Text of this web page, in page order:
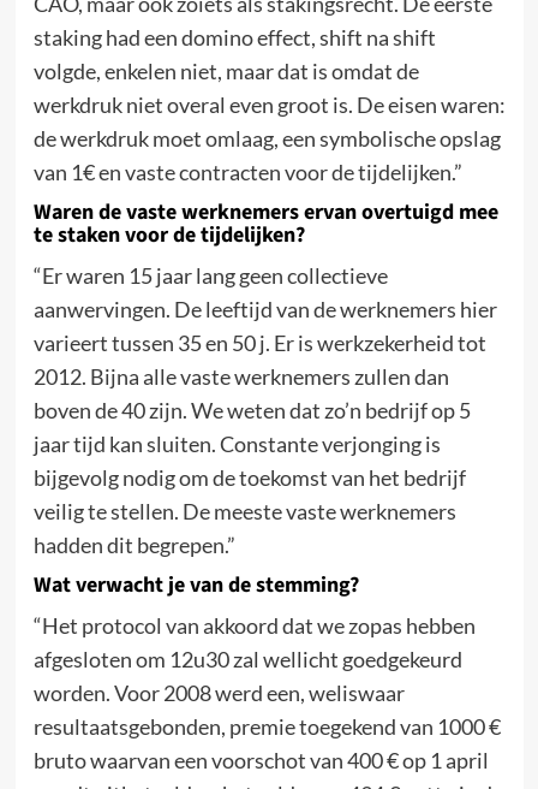
staking had een domino effect, shift na shift
volgde, enkelen niet, maar dat is omdat de
werkdruk niet overal even groot is. De eisen waren:
de werkdruk moet omlaag, een symbolische opslag
van 1€ en vaste contracten voor de tijdelijken.”
Waren de vaste werknemers ervan overtuigd mee
te staken voor de tijdelijken?
“Er waren 15 jaar lang geen collectieve
aanwervingen. De leeftijd van de werknemers hier
varieert tussen 35 en 50 j. Er is werkzekerheid tot
2012. Bijna alle vaste werknemers zullen dan
boven de 40 zijn. We weten dat zo’n bedrijf op 5
jaar tijd kan sluiten. Constante verjonging is
bijgevolg nodig om de toekomst van het bedrijf
veilig te stellen. De meeste vaste werknemers
hadden dit begrepen.”
Wat verwacht je van de stemming?
“Het protocol van akkoord dat we zopas hebben
afgesloten om 12u30 zal wellicht goedgekeurd
worden. Voor 2008 werd een, weliswaar
resultaatsgebonden, premie toegekend van 1000 €
bruto waarvan een voorschot van 400 € op 1 april